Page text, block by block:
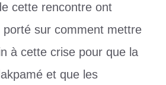
cette rencontre ont
porté sur comment mettre
à cette crise pour que la
et que les